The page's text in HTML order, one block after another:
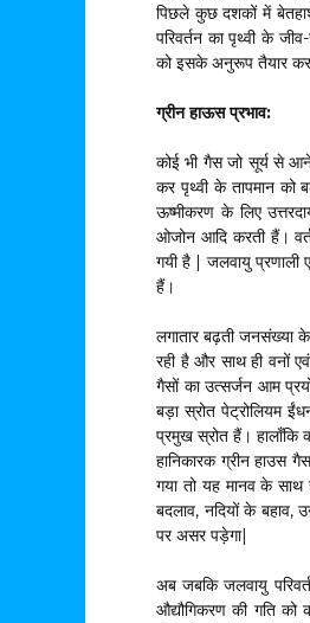
पिछले कुछ दशकों में
परिवर्तन का पृथ्वी के
को इसके अनुरूप तैयार
ग्रीन हाऊस प्रभाव:
कोई भी गैस जो सूर्य से आने
कर पृथ्वी के तापमान को
ऊष्मीकरण के लिए
ओजोन आदि करती हैं।
गयी है | जलवायु
हैं।
लगातार बढ़ती जनसंख्या के
रही है और साथ ही वनों
गैसों का उत्सर्जन आम
बड़ा स्रोत पेट्रोलियम
प्रमुख स्रोत हैं। हालाँकि
हानिकारक ग्रीन हाउस
गया तो यह मानव के साथ
बदलाव, नदियों के बहाव,
पर असर पड़ेगा|
अब जबकि जलवायु
औद्यौगिकरण की गति को